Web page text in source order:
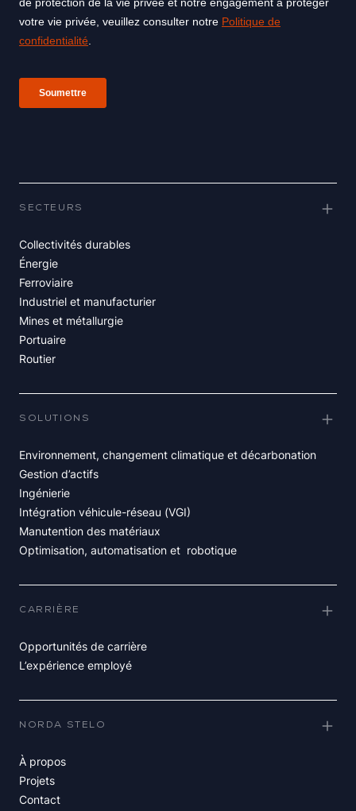
SECTEURS
Collectivités durables
Énergie
Ferroviaire
Industriel et manufacturier
Mines et métallurgie
Portuaire
Routier
SOLUTIONS
Environnement, changement climatique et décarbonation
Gestion d’actifs
Ingénierie
Intégration véhicule-réseau (VGI)
Manutention des matériaux
Optimisation, automatisation et robotique
CARRIÈRE
Opportunités de carrière
L’expérience employé
NORDA STELO
À propos
Projets
Contact